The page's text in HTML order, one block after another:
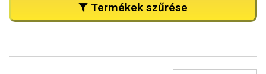
Termékek szűrése